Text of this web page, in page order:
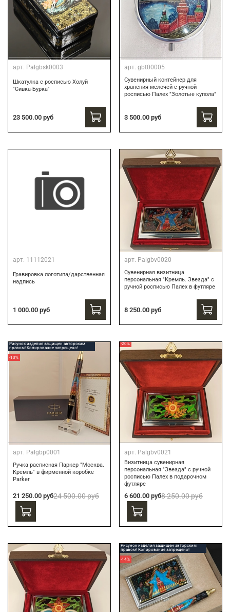
арт. Palgbsk0003
Шкатулка с росписью Холуй
"Сивка-Бурка"
23 500.00 руб
арт. gbt00005
Сувенирный контейнер для
хранения мелочей с ручной
росписью Палех "Золотые купола"
3 500.00 руб
арт. 11112021
Гравировка логотипа/дарственная
надпись
1 000.00 руб
арт. Palgbv0020
Сувенирная визитница
персональная "Кремль. Звезда" с
ручной росписью Палех в футляре
8 250.00 руб
Рисунок изделия защищен авторским
правом! Копирование запрещено!
-13%
арт. Palgbp0001
Ручка расписная Паркер "Москва.
Кремль" в фирменной коробке
Parker
21 250.00 руб24 500.00 руб
-20%
арт. Palgbv0021
Визитница сувенирная
персональная "Звезда" с ручной
росписью Палех в подарочном
футляре
6 600.00 руб8 250.00 руб
Рисунок изделия защищен авторским
правом! Копирование запрещено!
-14%